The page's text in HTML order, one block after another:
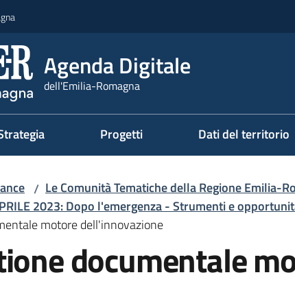
Agenda Digitale
dell'Emilia-Romagna
Progetti Dati del territorio
/ Le Comunità Tematiche della Regione Emilia-
2023: Dopo l'emergenza - Strumenti e
motore dell'innovazione
documentale